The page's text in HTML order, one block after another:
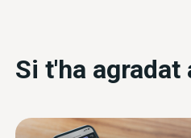
Si t'ha